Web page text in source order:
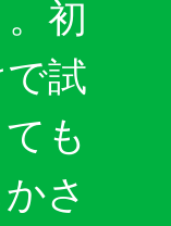
初
試
も
さ